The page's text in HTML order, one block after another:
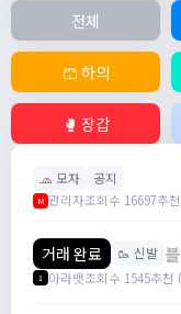
전체
🩳 하의
🥊 장갑
🧢 모자 공지
M 관리자조회수 16697추
거래 완료 🥾 신발
/
1 아라뱃조회수 1545추천